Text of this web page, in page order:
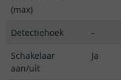
(max)
Detectiehoek
-
Schakelaar
aan/uit
Ja